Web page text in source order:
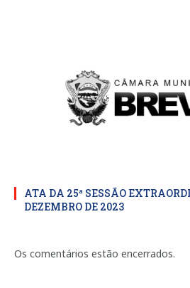
ATA DA 25ª SESSÃO
DEZEMBRO DE 2023
Os comentários estão encerrados.